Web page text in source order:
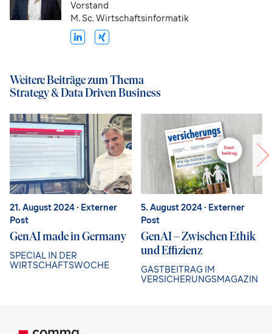
Vorstand
M. Sc. Wirtschaftsinformatik
Weitere Beiträge zum Thema
Strategy & Data Driven Business
21. August 2024· Externer
Post
GenAI made in Germany
SPECIAL IN DER
WIRTSCHAFTSWOCHE
5. August 2024 · Externer
Post
GenAI – Zwischen Ethik
und Effizienz
GASTBEITRAG IM
VERSICHERUNGSMAGAZIN